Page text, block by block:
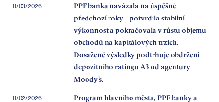
11/03/2026
PPF banka navázala na úspěšné
předchozí roky – potvrdila stabilní
výkonnost a pokračovala v růstu objemu
obchodů na kapitálových trzích.
Dosažené výsledky podtrhuje obdržení
depozitního ratingu A3 od agentury
Moody’s.
11/02/2026
Program hlavního města, PPF banky a